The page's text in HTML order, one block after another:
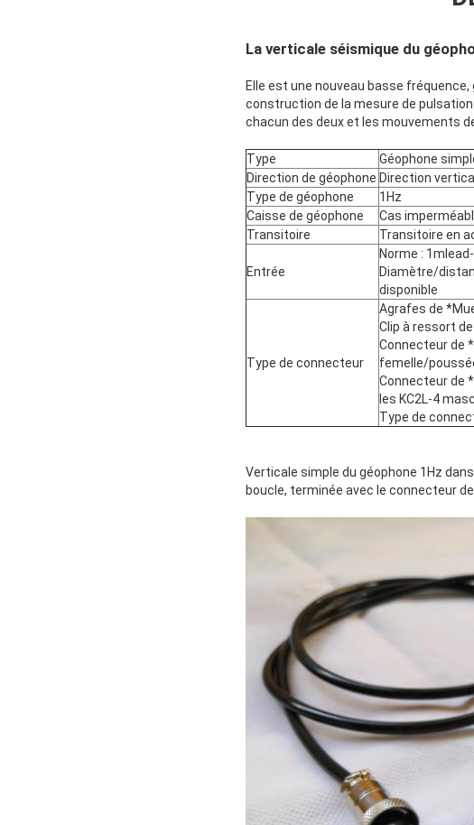
La verticale séismique du
Elle est une nouveau basse
construction de la mesure de
chacun des deux et les mouvements
Type
Géophone
Direction de géophone Direction
Type de géophone
1Hz
Caisse de géophone
Cas
Transitoire
Transitoire en
Entrée
Norme :
Diamètre/
disponible
Type de connecteur
Agrafes de
Clip à ressort
Connecteur de
femelle/
Connecteur de
les KC2L-4
Type de
Verticale simple du géophone 1Hz
boucle, terminée avec le connecteur